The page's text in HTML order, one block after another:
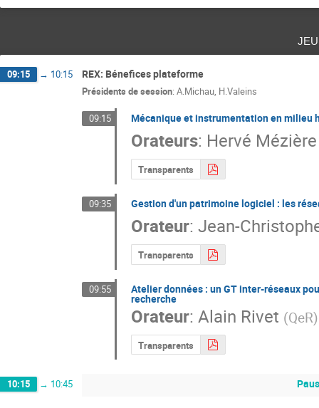
09:15 → 10:15 REX: Bénefices plateforme
Présidents de session: A.Michau, H.Valeins
09:15 Mécanique et instrumentation en milieu
Orateurs: Hervé Mézière
Transparents
09:35 Gestion d'un patrimoine logiciel : les
Orateur: Jean-
Transparents
09:55 Atelier données : un GT inter-réseaux
recherche
Orateur: Alain Rivet (QeR)
Transparents
10:15 → 10:45